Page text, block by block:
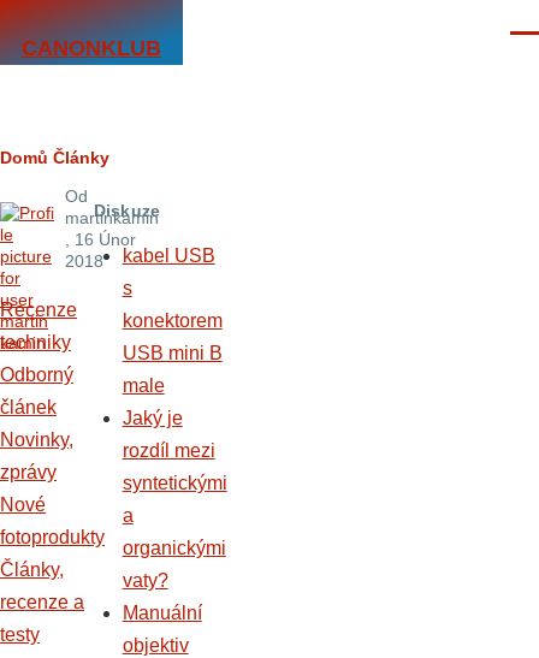
CANONKLUB
Drobečková
navigace
Domů Články
Od
martinkamin
, 16 Únor
2018
Recenze
techniky
Odborný
článek
Novinky,
zprávy
Nové
fotoprodukty
Články,
recenze a
testy
Diskuze
kabel USB
s
konektorem
USB mini B
male
Jaký je
rozdíl mezi
syntetickými
a
organickými
vaty?
Manuální
objektiv